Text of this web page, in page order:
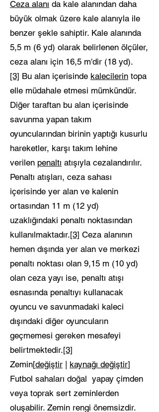
Ceza alanı da kale alanından daha
büyük olmak üzere kale alanıyla ile
benzer şekle sahiptir. Kale alanında
5,5 m (6 yd) olarak belirlenen ölçüler,
ceza alanı için 16,5 m'dir (18 yd).
[3] Bu alan içerisinde kalecilerin topa
elle müdahale etmesi mümkündür.
Diğer taraftan bu alan içerisinde
savunma yapan takım
oyuncularından birinin yaptığı kusurlu
hareketler, karşı takım lehine
verilen penaltı atışıyla cezalandırılır.
Penaltı atışları, ceza sahası
içerisinde yer alan ve kalenin
ortasından 11 m (12 yd)
uzaklığındaki penaltı noktasından
kullanılmaktadır.[3] Ceza alanının
hemen dışında yer alan ve merkezi
penaltı noktası olan 9,15 m (10 yd)
olan ceza yayı ise, penaltı atışı
esnasında penaltıyı kullanacak
oyuncu ve savunmadaki kaleci
dışındaki diğer oyuncuların
geçmemesi gereken mesafeyi
belirtmektedir.[3]
Zemin[değiştir kaynağı değiştir]
Futbol sahaları doğal yapay çimden
veya toprak sert zeminlerden
oluşabilir. Zemin rengi önemsizdir.